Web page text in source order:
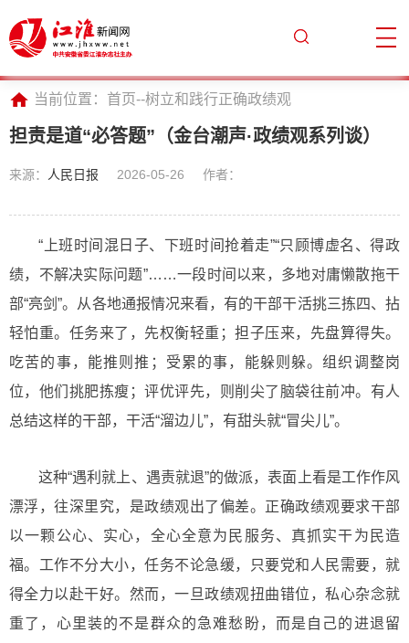
当前位置： 首页--树立和践行正确政绩观
担责是道“必答题”（金台潮声·政绩观系列谈）
来源： 人民日报 2026-05-26 作者：
“上班时间混日子、下班时间抢着走”“只顾博虚名、得政
绩，不解决实际问题”……一段时间以来，多地对庸懒散拖干
部“亮剑”。从各地通报情况来看，有的干部干活挑三拣四、拈
轻怕重。任务来了，先权衡轻重；担子压来，先盘算得失。
吃苦的事，能推则推；受累的事，能躲则躲。组织调整岗
位，他们挑肥拣瘦；评优评先，则削尖了脑袋往前冲。有人
总结这样的干部，干活“溜边儿”，有甜头就“冒尖儿”。
这种“遇利就上、遇责就退”的做派，表面上看是工作作风
漂浮，往深里究，是政绩观出了偏差。正确政绩观要求干部
以一颗公心、实心，全心全意为民服务、真抓实干为民造
福。工作不分大小，任务不论急缓，只要党和人民需要，就
得全力以赴干好。然而，一旦政绩观扭曲错位，私心杂念就
重了，心里装的不是群众的急难愁盼，而是自己的进退留